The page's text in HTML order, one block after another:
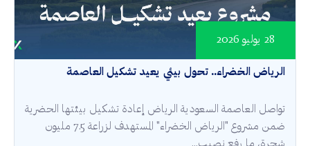
الرياض الخضراء.. تحول بيئي يعيد تشكيل العاصمة
28 يوليو 2026
تواصل العاصمة السعودية الرياض إعادة تشكيل بيئتها الحضرية
ضمن مشروع "الرياض الخضراء" المستهدف لزراعة 7.5 مليون